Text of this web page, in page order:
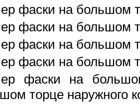
фаски на большом
фаски на большом
фаски на большом
фаски на большом
фаски на
торце наружного